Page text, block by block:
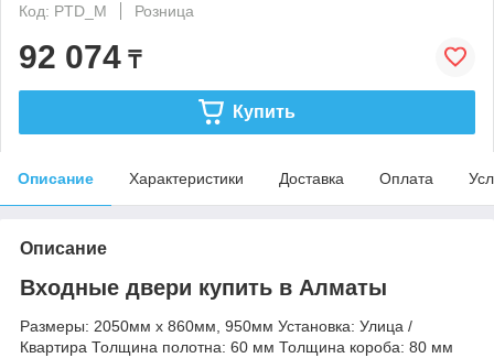
Код: PTD_M
Розница
92 074 ₸
Купить
Описание Характеристики Доставка Оплата
Описание
Входные двери купить в Алматы
Размеры: 2050мм х 860мм, 950мм Установка: Улица /
Квартира Толщина полотна: 60 мм Толщина короба: 80 мм